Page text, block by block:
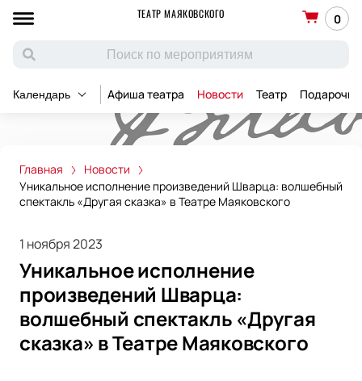
ТЕАТР МАЯКОВСКОГО 0
Календарь Афиша театра Новости Театр
Главная
Новости
Уникальное исполнение произведений Шварца: волшебный
спектакль «Другая сказка» в Театре Маяковского
1 ноября 2023
Уникальное исполнение
произведений Шварца:
волшебный спектакль «Другая
сказка» в Театре Маяковского